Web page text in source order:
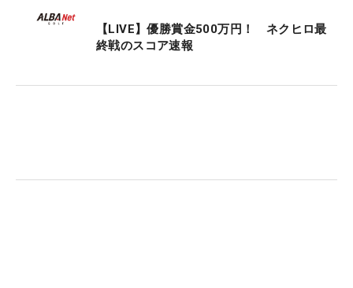
【LIVE】優勝賞金500万円！ ネクヒロ最
終戦のスコア速報